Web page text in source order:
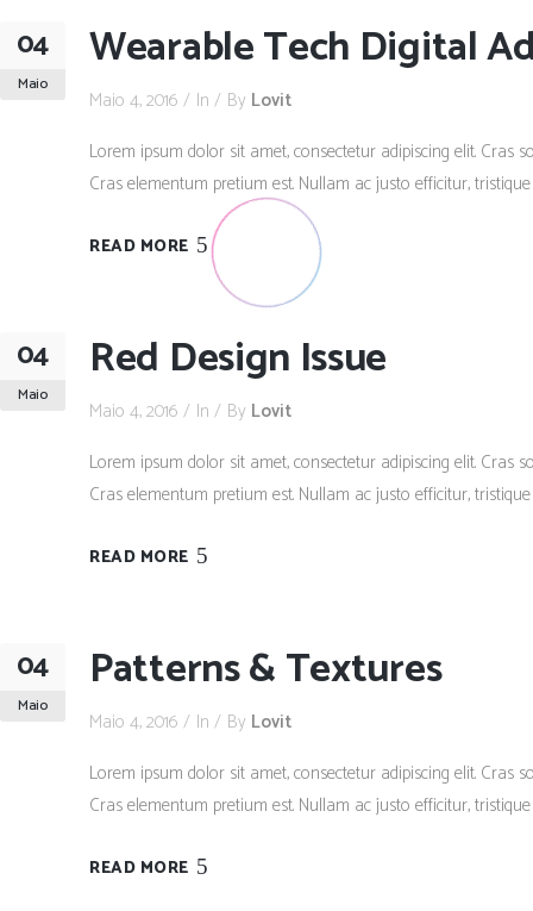
04
Maio
Wearable Tech Digital
Maio 4, 2016 In By Lovit
Lorem ipsum dolor sit amet, consectetur adipiscing elit. Cras
Cras elementum pretium est. Nullam ac justo efficitur,
READ MORE
04
Maio
Red Design Issue
Maio 4, 2016 In By Lovit
Lorem ipsum dolor sit amet, consectetur adipiscing elit. Cras
Cras elementum pretium est. Nullam ac justo efficitur,
READ MORE
04
Maio
Patterns & Textures
Maio 4, 2016 In By Lovit
Lorem ipsum dolor sit amet, consectetur adipiscing elit. Cras
Cras elementum pretium est. Nullam ac justo efficitur,
READ MORE